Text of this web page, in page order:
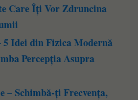
Care Îți Vor Zdruncina
Idei din Fizica Modernă
Percepția Asupra
– Schimbă-ți Frecvența,